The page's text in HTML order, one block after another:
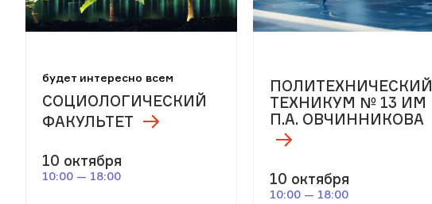
будет интересно всем
СОЦИОЛОГИЧЕСКИЙ
ФАКУЛЬТЕТ
10 октября
10:00 — 18:00
ПОЛИТЕХНИЧЕСКИЙ
ТЕХНИКУМ № 13 ИМ
П.А. ОВЧИННИКОВА
10 октября
10:00 — 18:00